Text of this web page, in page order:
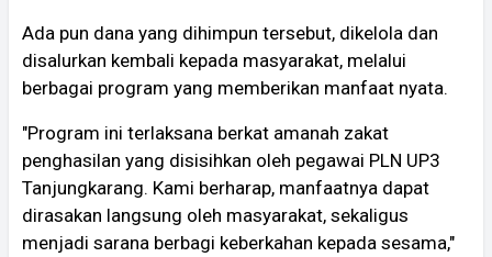
Ada pun dana yang dihimpun tersebut, dikelola dan
disalurkan kembali kepada masyarakat, melalui
berbagai program yang memberikan manfaat nyata.
"Program ini terlaksana berkat amanah zakat
penghasilan yang disisihkan oleh pegawai PLN UP3
Tanjungkarang. Kami berharap, manfaatnya dapat
dirasakan langsung oleh masyarakat, sekaligus
menjadi sarana berbagi keberkahan kepada sesama,"